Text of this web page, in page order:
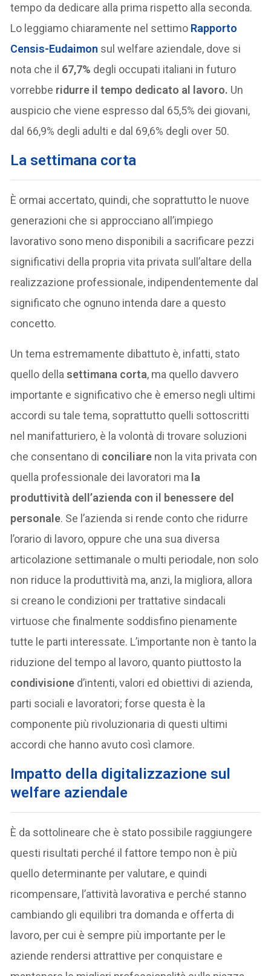
tempo da dedicare alla prima rispetto alla seconda.
Lo leggiamo chiaramente nel settimo Rapporto
Censis-Eudaimon sul welfare aziendale, dove si
nota che il 67,7% degli occupati italiani in futuro
vorrebbe ridurre il tempo dedicato al lavoro. Un
auspicio che viene espresso dal 65,5% dei giovani,
dal 66,9% degli adulti e dal 69,6% degli over 50.
La settimana corta
È ormai accertato, quindi, che soprattutto le nuove
generazioni che si approcciano all’impiego
lavorativo sono meno disponibili a sacrificare pezzi
significativi della propria vita privata sull’altare della
realizzazione professionale, indipendentemente dal
significato che ognuno intenda dare a questo
concetto.
Un tema estremamente dibattuto è, infatti, stato
quello dellasettimana corta, ma quello davvero
importante e significativo che è emerso negli ultimi
accordi su tale tema, soprattutto quelli sottoscritti
nel manifatturiero, è la volontà di trovare soluzioni
che consentano di conciliare non la vita privata con
quella professionale dei lavoratori ma la
produttività dell’azienda con il benessere del
personale. Se l’azienda si rende conto che ridurre
l’orario di lavoro, oppure che una sua diversa
articolazione settimanale o multi periodale, non solo
non riduce la produttività ma, anzi, la migliora, allora
si creano le condizioni per trattative sindacali
virtuose che finalmente soddisfino pienamente
tutte le parti interessate. L’importante non è tanto la
riduzione del tempo al lavoro, quanto piuttosto la
condivisione d’intenti, valori ed obiettivi di azienda,
parti sociali e lavoratori; forse questa è la
componente più rivoluzionaria di questi ultimi
accordi che hanno avuto così clamore.
Impatto della digitalizzazione sul
welfare aziendale
È da sottolineare che è stato possibile raggiungere
questi risultati perché il fattore tempo non è più
quello determinante per valutare, e quindi
ricompensare, l’attività lavorativa e perché stanno
cambiando gli equilibri tra domanda e offerta di
lavoro, per cui è sempre più importante per le
aziende rendersi attrattive per conquistare e